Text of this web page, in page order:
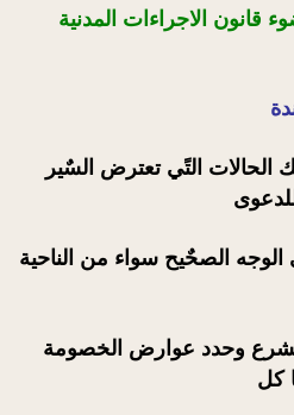
الاجراءات المدنية
التًي تعترض السٌير
الصحٌيح سواء من الناحية
وحدد عوارض الخصومة
كل